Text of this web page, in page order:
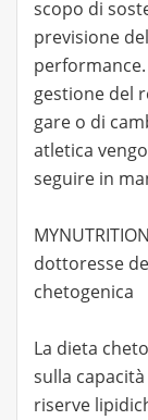
scopo di
previsione
gestione del
gare o di
atletica
seguire in
dottoresse
chetogenica
La dieta
sulla
riserve